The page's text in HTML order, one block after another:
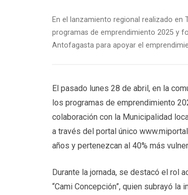
En el lanzamiento regional realizado en
programas de emprendimiento 2025 y
Antofagasta para apoyar el
El pasado lunes 28 de abril, en la
los programas de emprendimiento
colaboración con la Municipalidad
a través del portal único
años y pertenezcan al 40% más
Durante la jornada, se destacó el rol
“Cami Concepción”, quien subrayó